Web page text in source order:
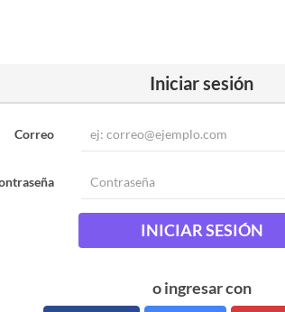
Iniciar sesión
Correo
INICIAR SESIÓN
o ingresar con